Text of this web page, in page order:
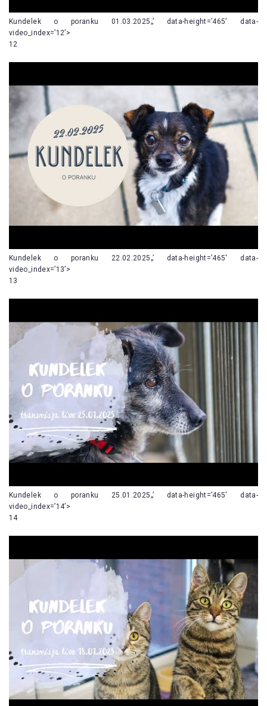
Kundelek o poranku 01.03.2025„’ data-height=’465′ data-
video_index=’12’>
12
Kundelek o poranku 22.02.2025„’ data-height=’465′ data-
video_index=’13’>
13
Kundelek o poranku 25.01.2025„’ data-height=’465′ data-
video_index=’14’>
14